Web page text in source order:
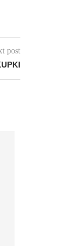
post